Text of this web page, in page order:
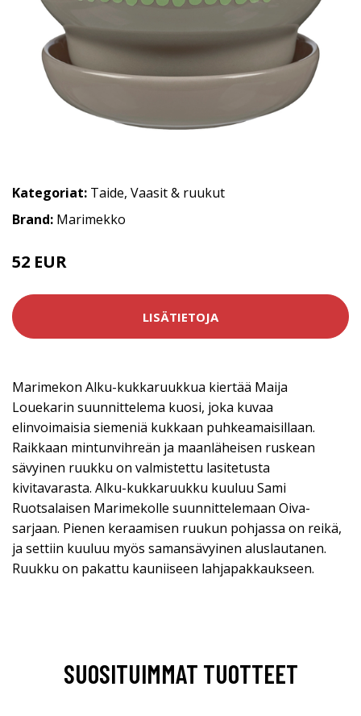
Kategoriat: Taide, Vaasit & ruukut
Brand: Marimekko
52 EUR
LISÄTIETOJA
Marimekon Alku-kukkaruukkua kiertää Maija
Louekarin suunnittelema kuosi, joka kuvaa
elinvoimaisia siemeniä kukkaan puhkeamaisillaan.
Raikkaan mintunvihreän ja maanläheisen ruskean
sävyinen ruukku on valmistettu lasitetusta
kivitavarasta. Alku-kukkaruukku kuuluu Sami
Ruotsalaisen Marimekolle suunnittelemaan Oiva-
sarjaan. Pienen keraamisen ruukun pohjassa on reikä,
ja settiin kuuluu myös samansävyinen aluslautanen.
Ruukku on pakattu kauniiseen lahjapakkaukseen.
SUOSITUIMMAT TUOTTEET